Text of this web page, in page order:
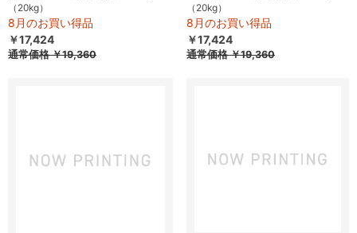
（20kg）
8月のお買い得品
￥17,424
通常価格￥19,360
（20kg）
8月のお買い得品
￥17,424
通常価格￥19,360